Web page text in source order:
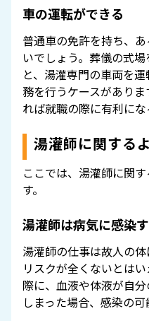
車の運転ができる
普通車の免許を持ち、
いでしょう。葬儀の式
と、湯灌専門の車両を
務を行うケースがあり
れば就職の際に有利にな
湯灌師に関する
ここでは、湯灌師に関
す。
湯灌師は病気に感染
湯灌師の仕事は故人の
リスクが全くないとは
際に、血液や体液が自
しまった場合、感染の可